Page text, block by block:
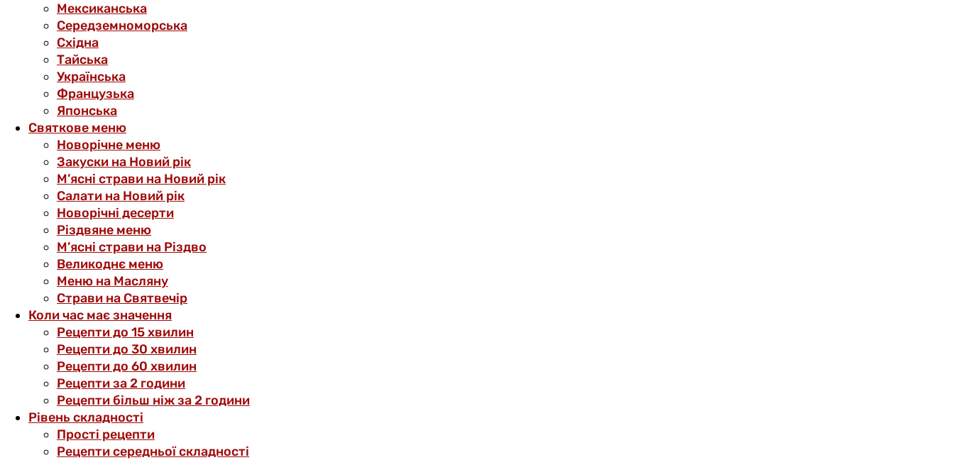
Мексиканська
Середземноморська
Східна
Тайська
Українська
Французька
Японська
Святкове меню
Новорічне меню
Закуски на Новий рік
М’ясні страви на Новий рік
Салати на Новий рік
Новорічні десерти
Різдвяне меню
М’ясні страви на Різдво
Великоднє меню
Меню на Масляну
Страви на Святвечір
Коли час має значення
Рецепти до 15 хвилин
Рецепти до 30 хвилин
Рецепти до 60 хвилин
Рецепти за 2 години
Рецепти більш ніж за 2 години
Рівень складності
Прості рецепти
Рецепти середньої складності